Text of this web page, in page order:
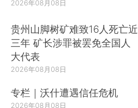
2026年08月08日
贵州山脚树矿难致16人死亡近
三年 矿长涉罪被罢免全国人
大代表
2026年08月08日
专栏｜沃什遭遇信任危机
2026年08月08日